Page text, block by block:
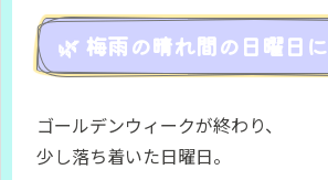
🌿 梅雨の晴れ間の日曜日に
ゴールデンウィークが終わり、
少し落ち着いた日曜日。